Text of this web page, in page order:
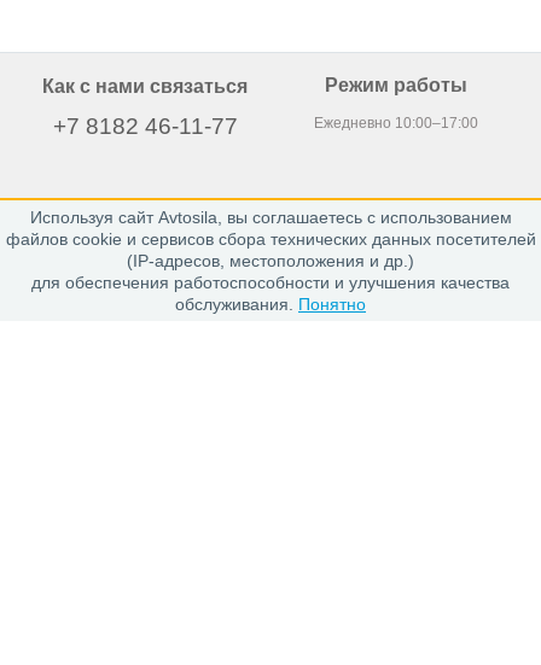
Используя сайт Avtosila, вы соглашаетесь с использованием
файлов cookie и сервисов сбора технических данных посетителей
(IP-адресов, местоположения и др.)
для обеспечения работоспособности и улучшения качества
обслуживания. Понятно
Как с нами связаться
+7 8182 46-11-77
163020, г. Архангельск,
пр. Никольский 15, офис 212
Режим работы
Ежедневно 10:00–17:00
Каталог